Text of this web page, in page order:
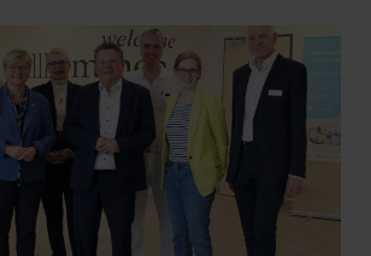
Gesundheitskonzern
auch die Helios-Kliniken